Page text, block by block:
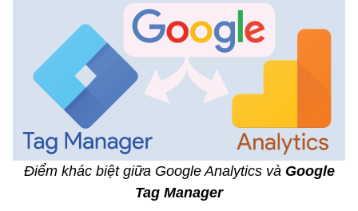
Điểm khác biệt giữa Google Analytics và Google
Tag Manager